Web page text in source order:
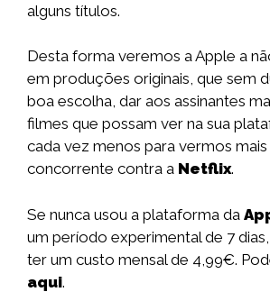
alguns títulos.
Desta forma veremos a Apple a
em produções originais, que sem
boa escolha, dar aos assinantes
filmes que possam ver na sua
cada vez menos para vermos
concorrente contra a Netflix.
Se nunca usou a plataforma da
um período experimental de 7
ter um custo mensal de 4,99€.
aqui.